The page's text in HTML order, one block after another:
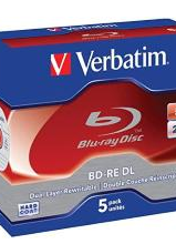
Domotica
Cellulari
Office
Informatica